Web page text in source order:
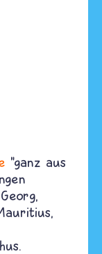
"ganz aus